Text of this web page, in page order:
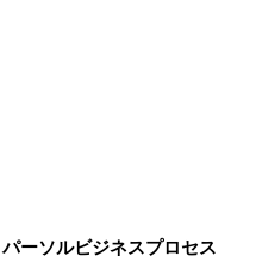
パーソルビジネスプロセス